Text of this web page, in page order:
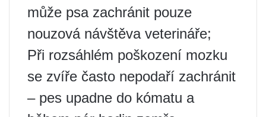
může psa zachránit pouze
nouzová návštěva veterináře;
Při rozsáhlém poškození mozku
se zvíře často nepodaří zachránit
– pes upadne do kómatu a